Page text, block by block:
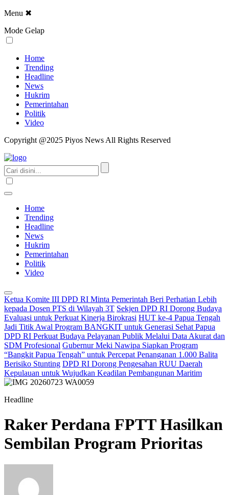
Menu ✖
Mode Gelap
Home
Trending
Headline
News
Hukrim
Pemerintahan
Politik
Video
Copyright @2025 Piyos News All Rights Reserved
Home
Trending
Headline
News
Hukrim
Pemerintahan
Politik
Video
Ketua Komite III DPD RI Minta Pemerintah Beri Perhatian Lebih
kepada Dosen PTS di Wilayah 3T Sekjen DPD RI Dorong Budaya
Evaluasi untuk Perkuat Kinerja Birokrasi HUT ke-4 Papua Tengah
Jadi Titik Awal Program BANGKIT untuk Generasi Sehat Papua
DPD RI Perkuat Budaya Pelayanan Publik Melalui Data Akurat dan
SDM Profesional Gubernur Meki Nawipa Siapkan Program
“Bangkit Papua Tengah” untuk Percepat Penanganan 1.000 Balita
Berisiko Stunting DPD RI Dorong Pengesahan RUU Daerah
Kepulauan untuk Wujudkan Keadilan Pembangunan Maritim
Headline
Raker Perdana FPTT Hasilkan
Sembilan Program Prioritas